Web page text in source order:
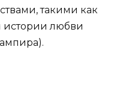
такими как
истории любви